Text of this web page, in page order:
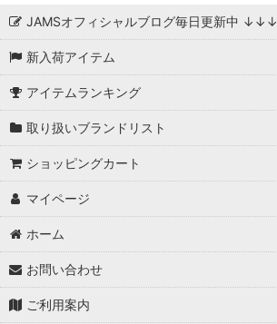
JAMSオフィシャルブログ毎日更新中 ↓↓↓
新入荷アイテム
アイテムランキング
取り扱いブランドリスト
ショッピングカート
マイページ
ホーム
お問い合わせ
ご利用案内